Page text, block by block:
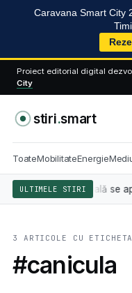
Caravana Smart City
Proiect editorial digital
City
stiri.smart
ToateMobilitateEnergie
ULTIMELE STIRI
artificială se
3 ARTICOLE CU ETICHETA
#canicula